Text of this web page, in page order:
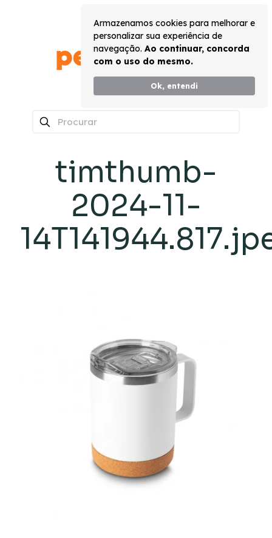
Armazenamos cookies para melhorar e
personalizar sua experiência de
navegação. Ao continuar, concorda
com o uso do mesmo.
Ok, entendi
timthumb-
2024-11-